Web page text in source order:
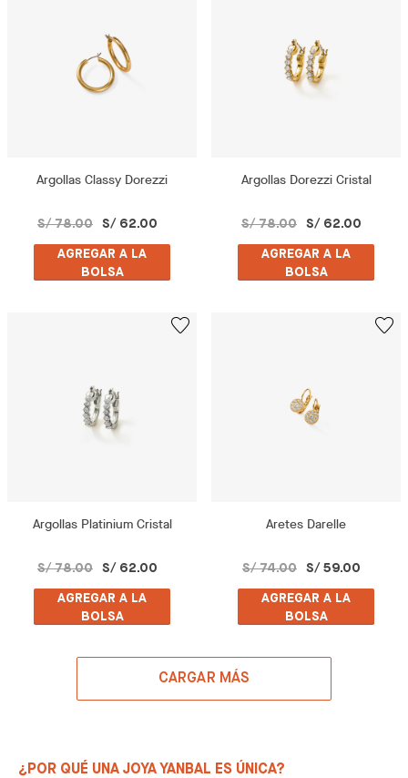
Argollas Classy Dorezzi
S/ 78.00 S/ 62.00
AGREGAR A LA
BOLSA
Argollas Dorezzi Cristal
S/ 78.00 S/ 62.00
AGREGAR A LA
BOLSA
Argollas Platinium Cristal
S/ 78.00 S/ 62.00
AGREGAR A LA
BOLSA
Aretes Darelle
S/ 74.00 S/ 59.00
AGREGAR A LA
BOLSA
CARGAR MÁS
¿POR QUÉ UNA JOYA YANBAL ES ÚNICA?